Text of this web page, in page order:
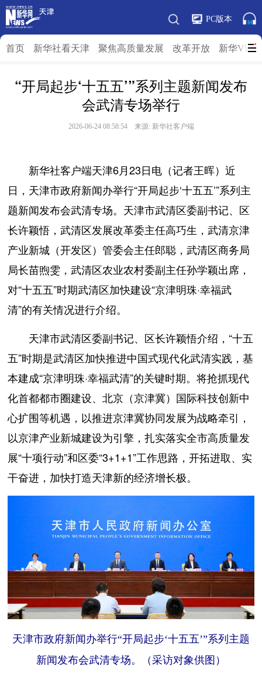
PC版本
首页 新华社看天津 聚焦高质量发展 改革开放 新华V访
“开局起步‘十五五’”系列主题新闻发布
会武清专场举行
2026-06-24 08:58:54 来源: 新华社客户端
新华社客户端天津6月23日电（记者王晖）近
日，天津市政府新闻办举行“开局起步‘十五五’”系列主
题新闻发布会武清专场。天津市武清区委副书记、区
长许颖悟，武清区发展改革委主任高巧生，武清京津
产业新城（开发区）管委会主任郎聪，武清区商务局
局长苗煦雯，武清区农业农村委副主任孙学颖出席，
对“十五五”时期武清区加快建设“京津明珠·幸福武
清”的有关情况进行介绍。
天津市武清区委副书记、区长许颖悟介绍，“十五
五”时期是武清区加快推进中国式现代化武清实践，基
本建成“京津明珠·幸福武清”的关键时期。将抢抓现代
化首都都市圈建设、北京（京津冀）国际科技创新中
心扩围等机遇，以推进京津冀协同发展为战略牵引，
以京津产业新城建设为引擎，扎实落实全市高质量发
展“十项行动”和区委“3+1+1”工作思路，开拓进取、实
干奋进，加快打造天津新的经济增长极。
天津市政府新闻办举行“开局起步‘十五五’”系列主题
新闻发布会武清专场。（采访对象供图）